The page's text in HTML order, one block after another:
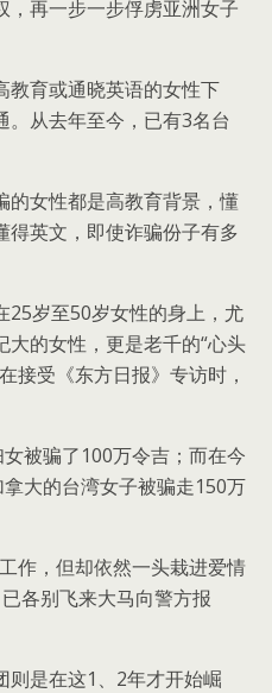
，再一步一步俘虏亚洲女子
教育或通晓英语的女性下
从去年至今，已有3名台
的女性都是高教育背景，懂
得英文，即使诈骗份子有多
25岁至50岁女性的身上，尤
的女性，更是老千的“心头
接受《东方日报》专访时，
被骗了100万令吉；而在今
大的台湾女子被骗走150万
作，但却依然一头栽进爱情
各别飞来大马向警方报
则是在这1、2年才开始崛